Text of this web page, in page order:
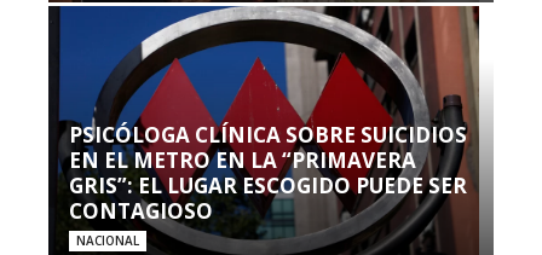
PSICÓLOGA CLÍNICA SOBRE SUICIDIOS
EN EL METRO EN LA “PRIMAVERA
GRIS”: EL LUGAR ESCOGIDO PUEDE SER
CONTAGIOSO
NACIONAL